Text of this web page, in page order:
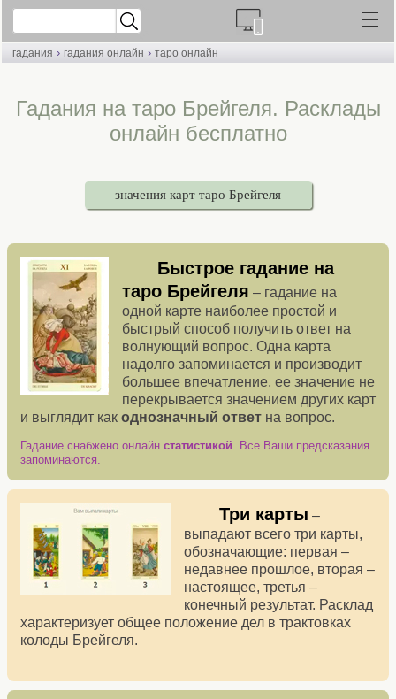
гадания › гадания онлайн › таро онлайн
Гадания на таро Брейгеля. Расклады
онлайн бесплатно
значения карт таро Брейгеля
Быстрое гадание на
таро Брейгеля – гадание на
одной карте наиболее простой и
быстрый способ получить ответ на
волнующий вопрос. Одна карта
надолго запоминается и производит
большее впечатление, ее значение не
перекрывается значением других карт
и выглядит как однозначный ответ на вопрос.
Гадание снабжено онлайн статистикой . Все Ваши предсказания
запоминаются.
Три карты –
выпадают всего три карты,
обозначающие: первая –
недавнее прошлое, вторая –
настоящее, третья –
конечный результат. Расклад
характеризует общее положение дел в трактовках
колоды Брейгеля.